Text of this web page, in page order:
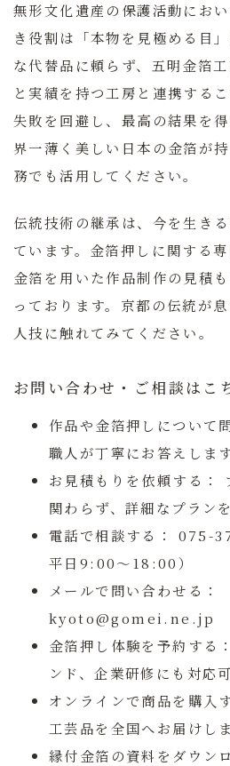
無形文化遺産の保護活動にお
き役割は「本物を見極める目
な代替品に頼らず、 五明金箔
と実績を持つ工房と連携する
失敗を回避し、最高の結果を
界一薄く美しい日本の金箔が
務でも活用してください。
伝統技術の継承は、今を生き
ています。金箔押しに関する
金箔を用いた作品制作の見積
っております。京都の伝統が
人技に触れてみてください。
お問い合わせ・ご相談はこ
作品や金箔押しについて
職人が丁寧にお答えします
お見積もりを依頼する：
関わらず、詳細なプラン
電話で相談する：
075-
平日9:00〜18:00）
メールで問い合わせる：
kyoto@gomei.ne.jp
金箔押し体験を予約する：
ンド、企業研修にも対応
オンラインで商品を購入
工芸品を全国へお届けしま
縁付金箔の資料をダウン